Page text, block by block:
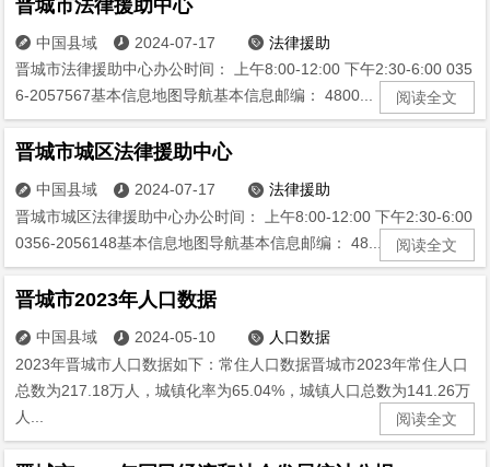
晋城市法律援助中心
 中国县域  2024-07-17  法律援助
晋城市法律援助中心办公时间： 上午8:00-12:00 下午2:30-6:00 035
6-2057567基本信息地图导航基本信息邮编： 4800...
阅读全文
晋城市城区法律援助中心
 中国县域  2024-07-17  法律援助
晋城市城区法律援助中心办公时间： 上午8:00-12:00 下午2:30-6:00
0356-2056148基本信息地图导航基本信息邮编： 48...
阅读全文
晋城市2023年人口数据
 中国县域  2024-05-10  人口数据
2023年晋城市人口数据如下：常住人口数据晋城市2023年常住人口
总数为217.18万人，城镇化率为65.04%，城镇人口总数为141.26万
人...
阅读全文